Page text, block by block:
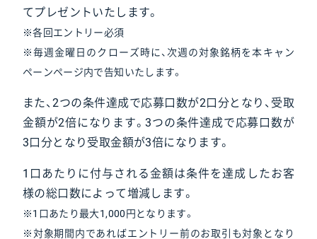
てプレゼントいたします。
※各回エントリー必須
※毎週金曜日のクローズ時に、次週の対象銘柄を本キャン
ペーンページ内で告知いたします。
また、2つの条件達成で応募口数が2口分となり、受取
金額が2倍になります。3つの条件達成で応募口数が
3口分となり受取金額が3倍になります。
1口あたりに付与される金額は条件を達成したお客
様の総口数によって増減します。
※1口あたり最大1,000円となります。
※対象期間内であればエントリー前のお取引も対象となり